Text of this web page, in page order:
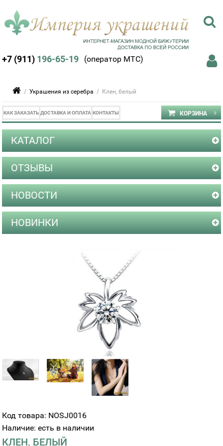
+7 (911) 196-65-19 (оператор МТС)
/Украшения из серебра / Клен, белый
КАК ЗАКАЗАТЬ ДОСТАВКА И ОПЛАТА КОНТАКТЫ
КАТАЛОГ
ОТЗЫВЫ
НОВОСТИ
НОВИНКИ
Код товара: NOSJ0016
Наличие: есть в наличии
КЛЕН, БЕЛЫЙ